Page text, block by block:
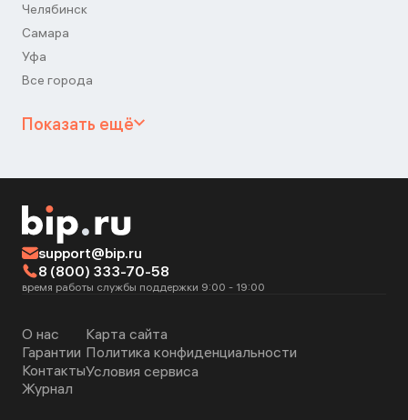
Челябинск
Самара
Уфа
Все города
Показать ещё
support@bip.ru
8 (800) 333-70-58
время работы службы поддержки 9:00 - 19:00
О нас
Гарантии
Контакты
Журнал
Карта сайта
Политика конфиденциальности
Условия сервиса